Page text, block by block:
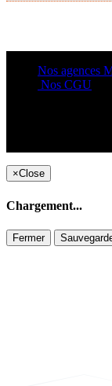
Nos agences
Nos CGU
×Close
Chargement...
Fermer